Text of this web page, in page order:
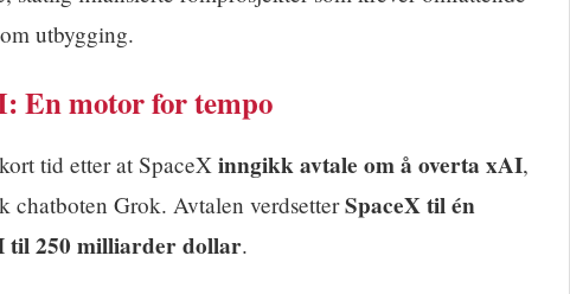
utbygging.
En motor for tempo
tid etter at SpaceXinngikk avtale om å overta xAI,
chatboten Grok. Avtalen verdsetterSpaceX til én
til 250 milliarder dollar.